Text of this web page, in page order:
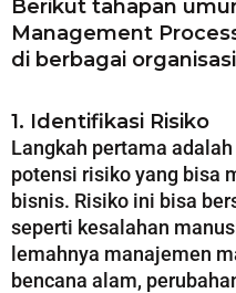
Berikut tahapan
Management
di berbagai
1. Identifikasi Risiko
Langkah pertama
potensi risiko yang bisa
bisnis. Risiko ini bisa
seperti kesalahan
lemahnya manajemen
bencana alam,